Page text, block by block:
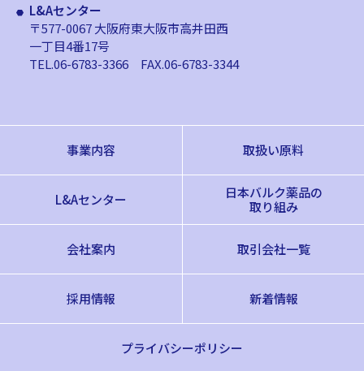
L&Aセンター
〒577-0067 大阪府東大阪市高井田西
一丁目4番17号
TEL.06-6783-3366 FAX.06-6783-3344
事業内容 取扱い原料
L&Aセンター
日本バルク薬品の
取り組み
会社案内 取引会社一覧
採用情報 新着情報
プライバシーポリシー